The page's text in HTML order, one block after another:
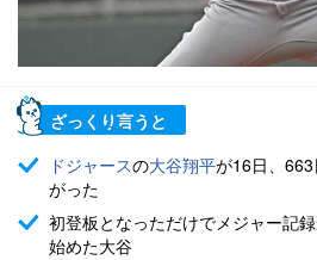
ざっくり言うと
ドジャースの大谷翔平が16日、
がった
初登板となっただけでメジャー記
始めた大谷